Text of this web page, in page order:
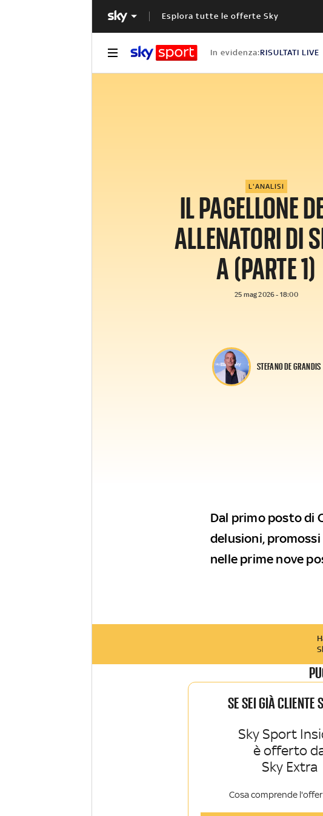
Esplora tutte le offerte Sky
In evidenza:RISULTATI LIVE
L'ANALISI
IL PAGELLONE
ALLENATORI DI
A (PARTE 1)
25 mag 2026 - 18:00
STEFANO DE GRANDIS
Dal primo posto di
delusioni,
nelle prime nove
SE SEI GIÀ CLIENTE
Sky Sport
è offerto
Sky Extra
Cosa comprende